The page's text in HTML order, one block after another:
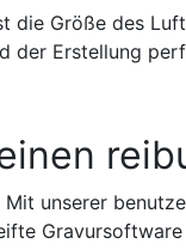
die Größe des
der Erstellung
Mit unserer